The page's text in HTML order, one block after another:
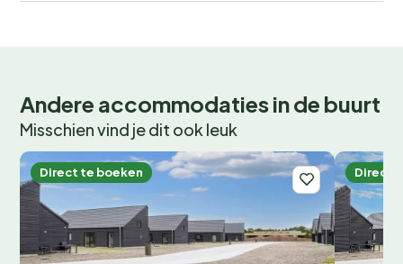
Andere accommodaties in de buurt
Misschien vind je dit ook leuk
Direct te boeken Direct